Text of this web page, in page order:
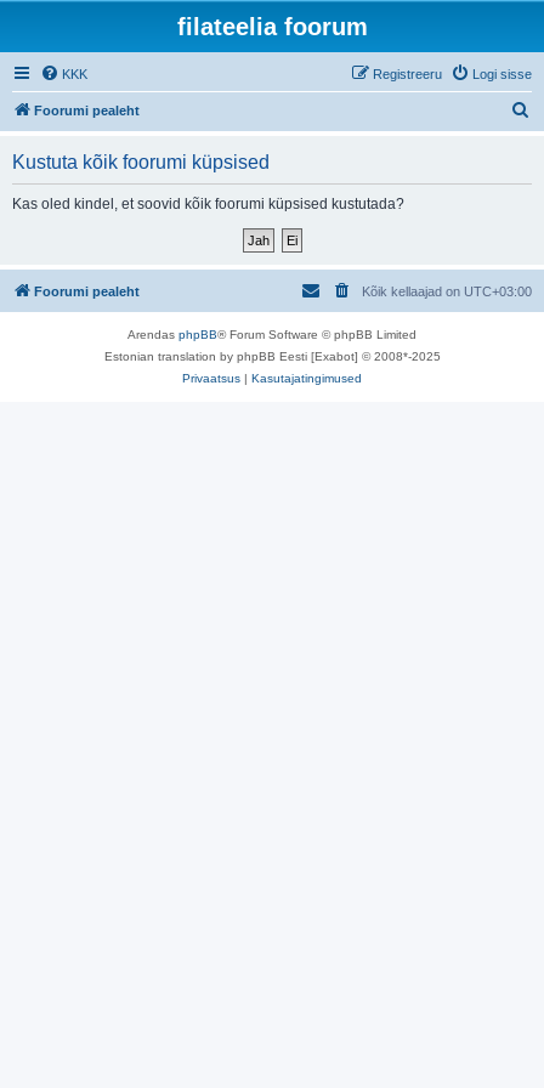
filateelia foorum
KKK Logi sisse
Registreeru
Foorumi pealeht
Kustuta kõik foorumi küpsised
Kas oled kindel, et soovid kõik foorumi küpsised kustutada?
Foorumi pealeht Kõik kellaajad on UTC+03:00
Arendas phpBB® Forum Software © phpBB Limited
Estonian translation by phpBB Eesti [Exabot] © 2008*-2025
Privaatsus | Kasutajatingimused